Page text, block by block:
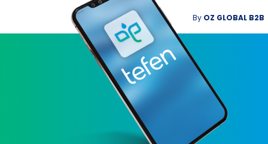
By OZ GLOBAL B2B